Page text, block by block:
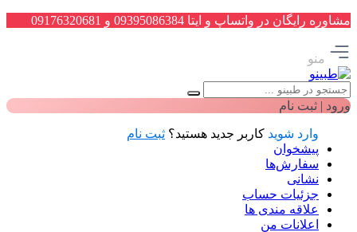
مشاوره رایگان در واتساپ و ایتا 09395086384 و 09176320681
منو
ورود | ثبت نام
وارد شوید کاربر جدید هستید؟ ثبت نام
پیشخوان
سفارش‌ها
نشانی
جزئیات حساب
علاقه مندی ها
اعلانات من